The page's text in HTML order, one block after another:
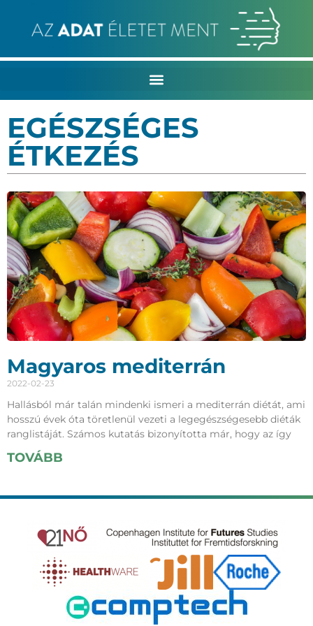
EGÉSZSÉGES
ÉTKEZÉS
Magyaros mediterrán
2022-02-23
Hallásból már talán mindenki ismeri a mediterrán diétát, ami
hosszú évek óta töretlenül vezeti a legegészségesebb diéták
ranglistáját. Számos kutatás bizonyította már, hogy az így
TOVÁBB